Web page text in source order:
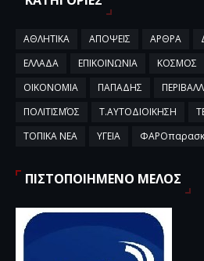
ΑΘΛΗΤΙΚΑ ΑΠΟΨΕΙΣ ΑΡΘΡΑ
ΕΛΛΑΔΑ
ΕΠΙΚΟΙΝΩΝΙΑ ΚΟΣΜΟΣ
ΟΙΚΟΝΟΜΙΑ
ΠΑΠΑΔΗΣ
ΠΟΛΙΤΙΣΜΌΣ
Τ.ΑΥΤΟΔΙΟΙΚΗΣΗ
ΤΟΠΙΚΑ ΝΕΑ
ΥΓΕΙΑ
ΠΙΣΤΟΠΟΙΗΜΕΝΟ ΜΕΛΟΣ